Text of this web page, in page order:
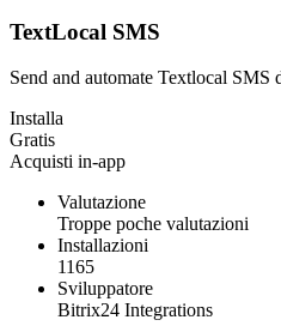
TextLocal SMS
Send and automate Textlocal
Installa
Gratis
Acquisti in-app
Valutazione
Troppe poche valutazioni
Installazioni
1165
Sviluppatore
Bitrix24 Integrations